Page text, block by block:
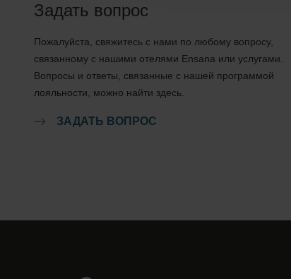
Задать вопрос
Пожалуйста, свяжитесь с нами по любому вопросу,
связанному с нашими отелями Ensana или услугами.
Вопросы и ответы, связанные с нашей программой
лояльности, можно найти здесь.
ЗАДАТЬ ВОПРОС